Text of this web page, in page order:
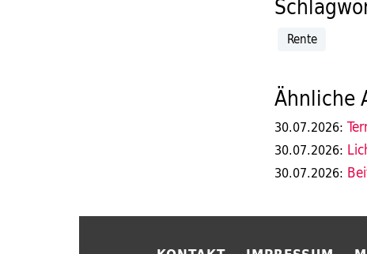
Rente
Ähnliche
30.07.2026:
30.07.2026:
30.07.2026: